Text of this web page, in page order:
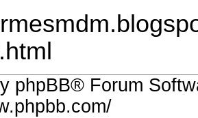
phpBB® Forum